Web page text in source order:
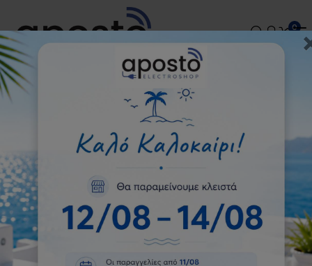
Τηλεφωνικές παραγγελίες:
2109225798-2109225098 0
Bosch HBG7241B1 Φούρνος
Εντοιχιζόμενος
Κουζίνες-Φούρνοι
Εντοιχιζόμενοι Φούρνοι
Bosch HBG7241B1 Φούρνος Εντοιχιζόμενος